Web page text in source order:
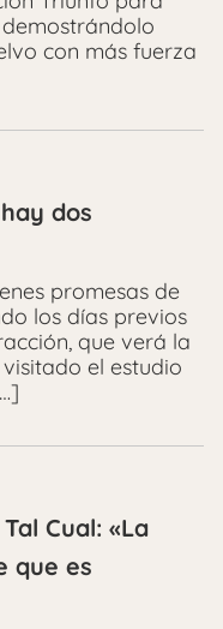
con más fuerza
dos
promesas de
los días previos
que verá la
el estudio
Cual: «La
que es